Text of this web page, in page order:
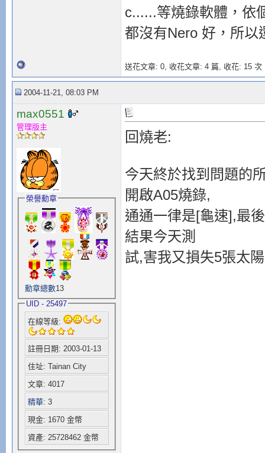
c......等燒錄軟體，依
都沒有Nero 好，所以
送花文章: 0, 收花文章: 4 篇, 收花: 15 次
2004-11-21, 08:03 PM
max0551
管理版主
榮譽勳章
勳章總數13
UID - 25497
在線等級:
註冊日期: 2003-01-13
住址: Tainan City
文章: 4017
精華: 3
現金: 1670 金幣
資產: 25728462 金幣
回燒老:
今天終於找到問題的
開啟A05燒錄,
通通一律是[龜速],最
結果今天測
試,害我又損失5張太